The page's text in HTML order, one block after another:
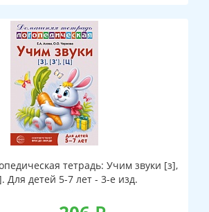
тетрадь: Учим звуки [з],
Для детей 5-7 лет - 3-е изд.